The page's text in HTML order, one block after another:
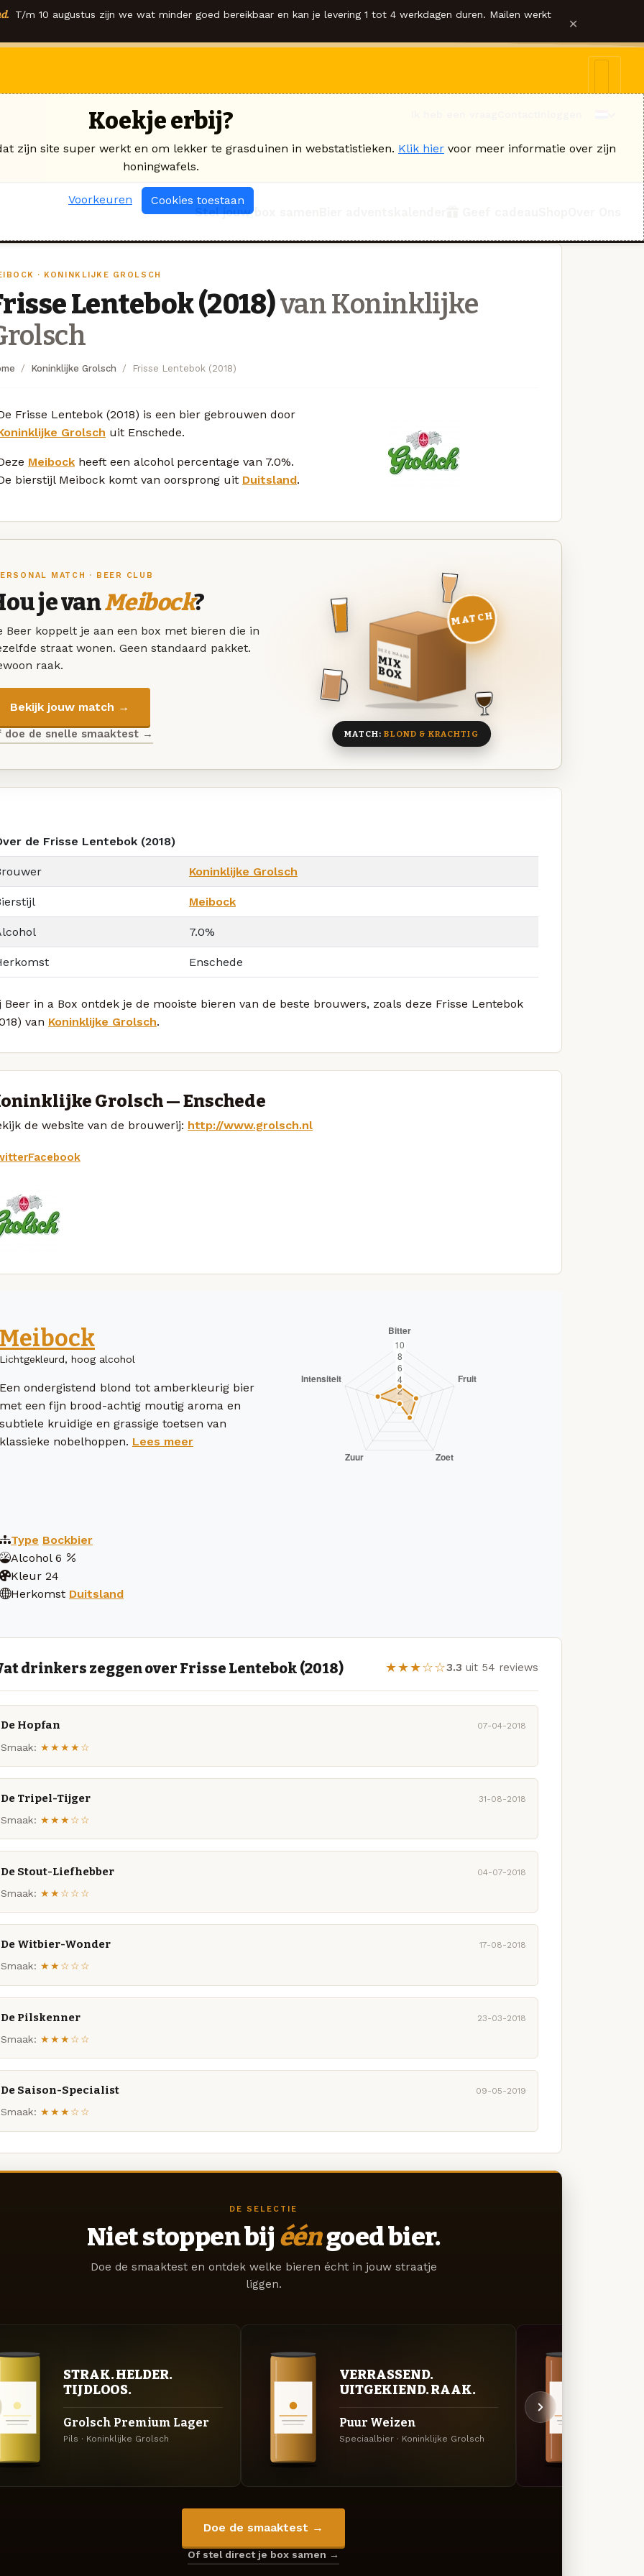
T/m 10 augustus zijn we wat minder goed bereikbaar en kan je levering 1 tot 4 werkdagen duren. Mailen werkt ×
Stel jouw box samen
· KONINKLIJKE GROLSCH
Lentebok (2018)van Koninklijke
Koninklijke Grolsch Frisse Lentebok (2018)
Frisse Lentebok (2018) is een bier gebrouwen door
Grolsch uit Enschede.
Meibock heeft een alcohol percentage van 7.0%.
bierstijl Meibock komt van oorsprong uit Duitsland.
MATCH · BEER CLUB
je vanMeibock?
Beer koppelt je aan een box met bieren die in
straat wonen. Geen standaard pakket.
raak.
Bekijk jouw match →
doe de snelle smaaktest →
DEZE MAAND
MIX
BOX
8 BIEREN
MATCH
MATCH:BLOND & KRACHTIG
de Frisse Lentebok (2018)
Koninklijke Grolsch
Meibock
7.0%
Enschede
Beer in a Box ontdek je de mooiste bieren van de beste brouwers, zoals deze Frisse Lentebok
van Koninklijke Grolsch.
Grolsch — Enschede
de website van de brouwerij: http://www.grolsch.nl
Facebook
Meibock
Lichtgekleurd, hoog alcohol
Een ondergistend blond tot amberkleurig bier
met een fijn brood-achtig moutig aroma en
subtiele kruidige en grassige toetsen van
klassieke nobelhoppen. Lees meer
Type Bockbier
Alcohol 6
Kleur 24
Herkomst Duitsland
drinkers zeggen over Frisse Lentebok (2018) ★★★☆☆3.3 uit 54 reviews
De Hopfan 07-04-2018
Smaak: ★★★★☆
De Tripel-Tijger 31-08-2018
Smaak: ★★★☆☆
De Stout-Liefhebber 04-07-2018
Smaak: ★★☆☆☆
De Witbier-Wonder 17-08-2018
Smaak: ★★☆☆☆
De Pilskenner 23-03-2018
Smaak: ★★★☆☆
De Saison-Specialist 09-05-2019
Smaak: ★★★☆☆
DE SELECTIE
Niet stoppen bij ééngoed bier.
Doe de smaaktest en ontdek welke bieren écht in jouw straatje
liggen.
STRAK. HELDER.
TIJDLOOS.
Grolsch Premium Lager
Pils · Koninklijke Grolsch
VERRASSEND.
UITGEKIEND. RAAK.
Puur Weizen
Speciaalbier · Koninklijke Grolsch
Doe de smaaktest →
Of stel direct je box samen →
Koekje erbij?
zijn site super werkt en om lekker te grasduinen in webstatistieken. Klik hier voor meer informatie over zijn
honingwafels.
Voorkeuren Cookies toestaan